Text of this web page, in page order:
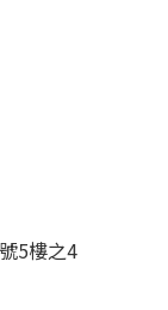
5樓之4